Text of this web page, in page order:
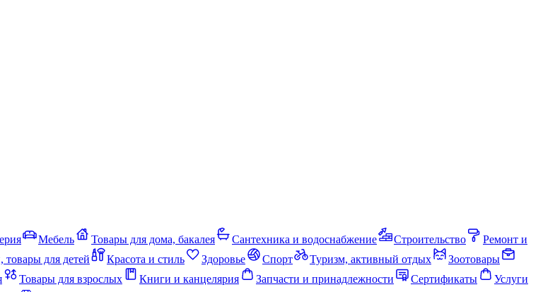
Мебель Товары для дома, бакалея Сантехника и водоснабжение Строительство
Ремонт и
для детей Красота и стиль Здоровье Спорт Туризм, активный отдых
Зоотовары
Товары для взрослых Книги и канцелярия Запчасти и принадлежности Сертификаты
Услуги